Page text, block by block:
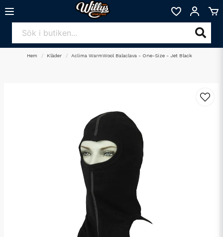
Hem Kläder Aclima WarmWool Balaclava - One-Size - Jet Black